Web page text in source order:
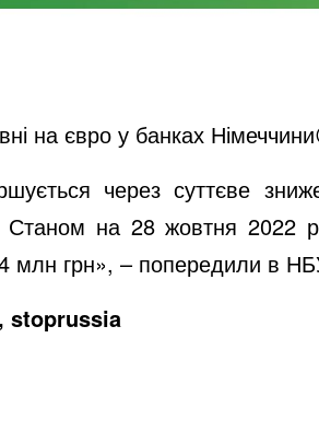
на євро у банках
через суттєве
на 28 жовтня 2022
млн грн», – попередили в
stoprussia